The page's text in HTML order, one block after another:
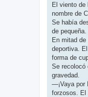
El viento de
nombre de
Se había
de
En mitad
deportiva.
forma de
Se recolocó
gravedad.
—¡Vaya por
forzosos. El